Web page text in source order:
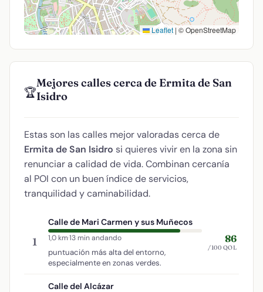
Leaflet | © OpenStreetMap
🏆
Mejores calles cerca de Ermita de San
Isidro
Estas son las calles mejor valoradas cerca de
Ermita de San Isidro si quieres vivir en la zona sin
renunciar a calidad de vida. Combinan cercanía
al POI con un buen índice de servicios,
tranquilidad y caminabilidad.
1
Calle de Mari Carmen y sus Muñecos
1,0 km·13 min andando
puntuación más alta del entorno,
especialmente en zonas verdes.
86
/100 QOL
Calle del Alcázar